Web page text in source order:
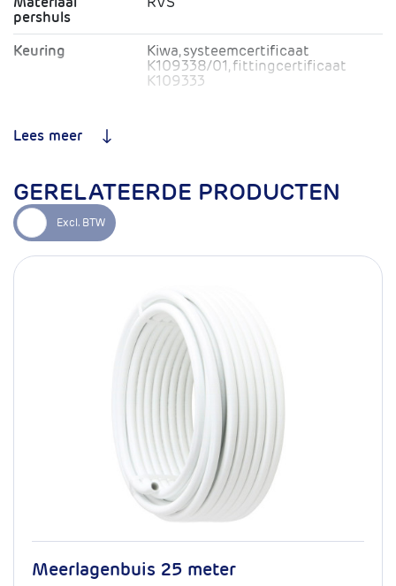
pershuls
Keuring
Kiwa, systeemcertificaat
K109338/01, fittingcertificaat
K109333
Type koppeling
Pers x pers
Max. Werkdruk
Temperatuur
10 jaar
50 jaar
H, TH, U, & Rfz
16.100.0303
Lees meer
GERELATEERDE PRODUCTEN
Meerlagenbuis 25 meter